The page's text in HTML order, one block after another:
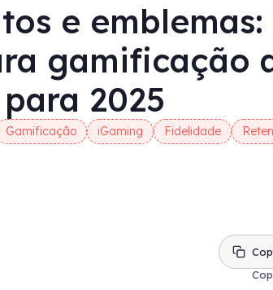
e
gamificação
2025
Gamificação iGaming Fidelidade